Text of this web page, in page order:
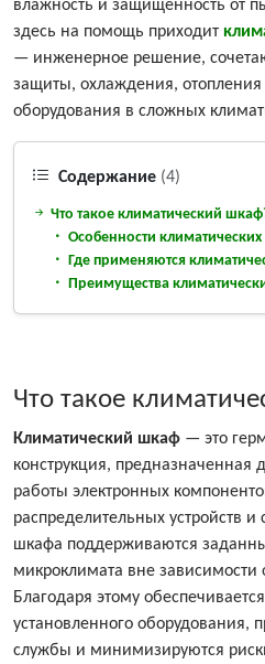
влажность и защищённость от
здесь на помощь приходит
— инженерное решение,
защиты, охлаждения,
оборудования в сложных
Содержание (4)
Что такое климатический
Особенности
Где применяются
Преимущества
Что такое
Климатический шкаф — это
конструкция, предназначенная
работы электронных
распределительных устройств и
шкафа поддерживаются
микроклимата вне
Благодаря этому
установленного оборудования,
службы и минимизируются